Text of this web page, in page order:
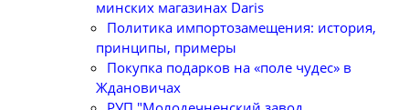
минских магазинах Daris
Политика импортозамещения: история,
принципы, примеры
Покупка подарков на «поле чудес» в
Ждановичах